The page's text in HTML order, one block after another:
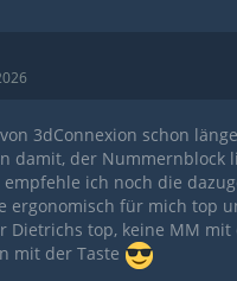
3dConnexion schon
damit, der Nummernblock
ich noch die
ergonomisch für mich top
Dietrichs top, keine MM mit
mit der Taste